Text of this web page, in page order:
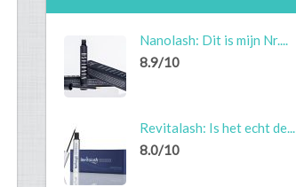
Nanolash: Dit is mijn Nr....
8.9/10
Revitalash: Is het echt de...
8.0/10